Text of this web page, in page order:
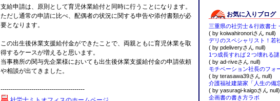
お気に入りブログ
( by koiwahironoriさん null)
( by pdeliveryさん null)
( by ad-riveさん null)
( by terasawa39さん null)
( by yasuragi-kaigoさん null)
企画書の書き方ラボ
支給申請は、原則として育児休業給付と同時に行うことになります。
ただし通常の申請に比べ、配偶者の状況に関する申告や添付書類が必
要となります。
この出生後休業支援給付金ができたことで、両親ともに育児休業を取
得するケースが増えると思います。
当事務所の関与先企業様においても出生後休業支援給付金の申請依頼
や相談が出てきました。
-----------------------------------------